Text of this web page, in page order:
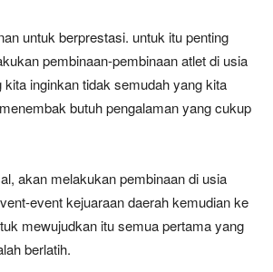
untuk berprestasi. untuk itu penting
pembinaan-pembinaan atlet di usia
inginkan tidak semudah yang kita
butuh pengalaman yang cukup
akan melakukan pembinaan di usia
event kejuaraan daerah kemudian ke
mewujudkan itu semua pertama yang
berlatih.